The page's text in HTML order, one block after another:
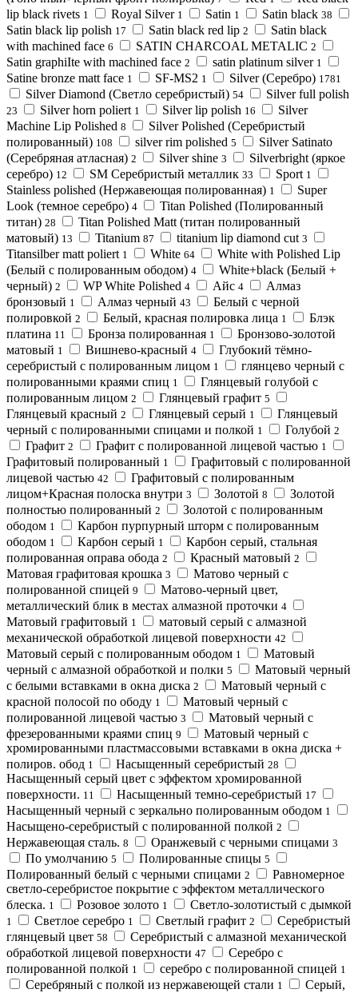
lip black rivets 1 Royal Silver 1 Satin 1 Satin black 38
Satin black lip polish 17 Satin black red lip 2
Satin black
with machined face 6 SATIN CHARCOAL METALIC 2
Satin graphiIte with machined face 2 satin platinum silver 1
Satine bronze matt face 1 SF-MS2 1 Silver (Серебро) 1781
Silver Diamond (Cветло серебристый) 54 Silver full polish
23 Silver horn poliert 1 Silver lip polish 16
Silver
Machine Lip Polished 8
Silver Polished (Серебристый
полированный) 108 silver rim polished 5
Silver Satinato
(Серебряная атласная) 2 Silver shine 3
Silverbright (яркое
серебро) 12 SM Серебристый металлик 33 Sport 1
Stainless polished (Нержавеющая полированная) 1
Super
Look (темное серебро) 4
Titan Polished (Полированный
титан) 28
Titan Polished Matt (титан полированный
матовый) 13 Titanium 87 titanium lip diamond cut 3
Titansilber matt poliert 1 White 64
White with Polished Lip
(Белый с полированным ободом) 4
White+black (Белый +
черный) 2 WP White Polished 4 Айс 4
Алмаз
бронзовый 1 Алмаз черный 43
Белый с черной
полировкой 2 Белый, красная полировка лица 1
Блэк
платина 11 Бронза полированная 1
Бронзово-золотой
матовый 1 Вишнево-красный 4
Глубокий тёмно-
серебристый с полированным лицом 1
глянцево черный с
полированными краями спиц 1
Глянцевый голубой с
полированным лицом 2 Глянцевый графит 5
Глянцевый красный 2 Глянцевый серый 1
Глянцевый
черный с полированными спицами и полкой 1 Голубой 2
Графит 2 Графит с полированной лицевой частью 1
Графитовый полированный 1
Графитовый с полированной
лицевой частью 42
Графитовый с полированным
лицом+Красная полоска внутри 3 Золотой 8
Золотой
полностью полированный 2
Золотой с полированным
ободом 1
Карбон пурпурный шторм с полированным
ободом 1 Карбон серый 1
Карбон серый, стальная
полированная оправа обода 2 Красный матовый 2
Матовая графитовая крошка 3
Матово черный с
полированной спицей 9
Матово-черный цвет,
металлический блик в местах алмазной проточки 4
Матовый графитовый 1
матовый серый с алмазной
механической обработкой лицевой поверхности 42
Матовый серый с полированным ободом 1
Матовый
черный с алмазной обработкой и полки 5
Матовый черный
с белыми вставками в окна диска 2
Матовый черный с
красной полосой по ободу 1
Матовый черный с
полированной лицевой частью 3
Матовый черный с
фрезерованными краями спиц 9
Матовый черный с
хромированными пластмассовыми вставками в окна диска +
полиров. обод 1 Насыщенный серебристый 28
Насыщенный серый цвет с эффектом хромированной
поверхности. 11 Насыщенный темно-серебристый 17
Насыщенный черный с зеркально полированным ободом 1
Насыщено-серебристый с полированной полкой 2
Нержавеющая сталь. 8 Оранжевый с черными спицами 3
По умолчанию 5 Полированные спицы 5
Полированный белый с черными спицами 2
Равномерное
светло-серебристое покрытие с эффектом металлического
блеска. 1 Розовое золото 1 Светло-золотистый с дымкой
1 Светлое серебро 1 Светлый графит 2
Серебристый
глянцевый цвет 58
Серебристый с алмазной механической
обработкой лицевой поверхности 47
Серебро с
полированной полкой 1 серебро с полированной спицей 1
Серебряный с полкой из нержавеющей стали 1
Серый,